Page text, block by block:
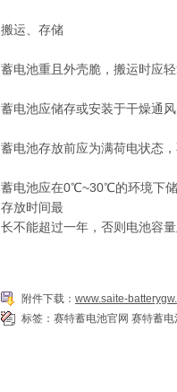
搬运、存储
蓄电池重且外壳脆，搬运时应
蓄电池应储存或安装于干燥通
蓄电池存放前应为满荷电状态
蓄电池应在0℃~30℃的环境下
存放时间最
长不能超过一年，否则电池容
附件下载： www.saite-
标签： 赛特蓄电池官网 赛特蓄电